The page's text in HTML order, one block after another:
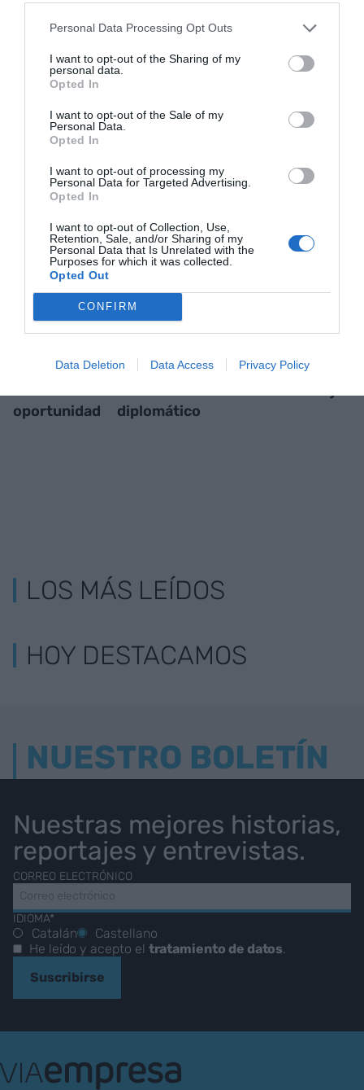
Personal Data Processing Opt Outs
I want to opt-out of the Sharing of my
personal data.
Opted In
I want to opt-out of the Sale of my
Personal Data.
Opted In
I want to opt-out of processing my
Personal Data for Targeted Advertising.
Opted In
I want to opt-out of Collection, Use,
Retention, Sale, and/or Sharing of my
Personal Data that Is Unrelated with the
Purposes for which it was collected.
Opted Out
CONFIRM
Data Deletion Data Access Privacy Policy
de Google de forma gratuita
Mantente informado con las últimas noticias de
actualidad
RELACIONADAS
oportunidad
diplomático
LOS MÁS LEÍDOS
HOY DESTACAMOS
NUESTRO BOLETÍN
Nuestras mejores historias,
reportajes y entrevistas.
CORREO ELECTRÓNICO
IDIOMA*
Catalán
Castellano
He leído y acepto el tratamiento de datos
Suscribirse